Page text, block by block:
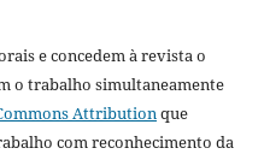
e concedem à revista o
o trabalho simultaneamente
Attributionque
com reconhecimento da